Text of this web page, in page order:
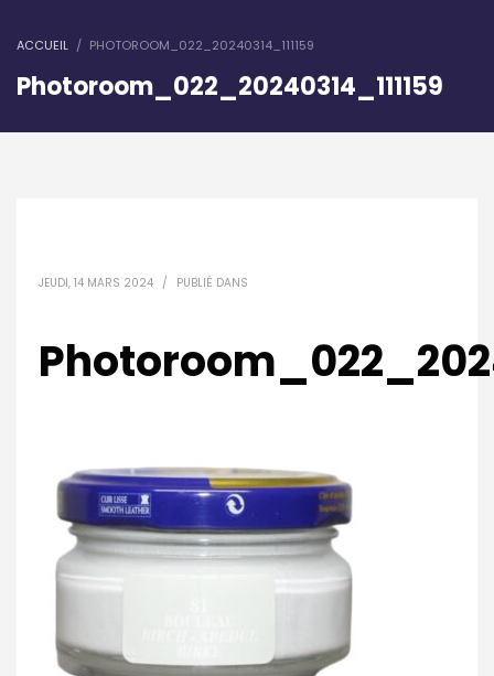
ACCUEIL PHOTOROOM_022_20240314_111159
Photoroom_022_20240314_111159
JEUDI, 14 MARS 2024 / PUBLIÉ DANS